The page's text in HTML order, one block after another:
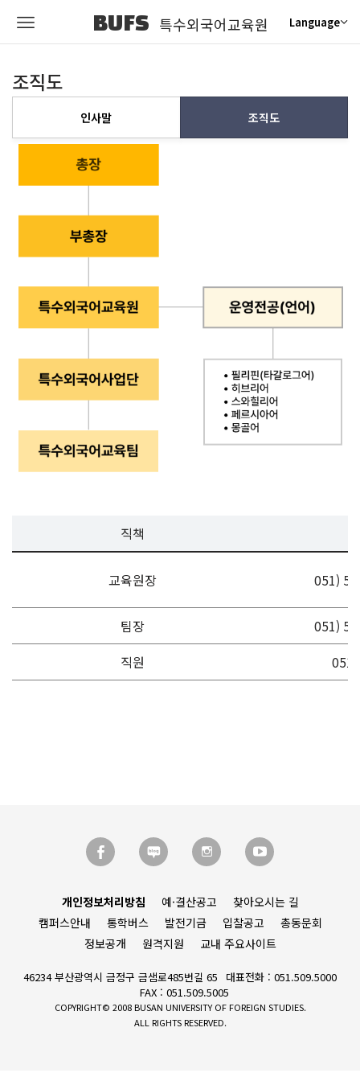
BUFS 특수외국어교육원 Language
인사말 조직도
조직도
직책
교육원장 051)
팀장
051)
직원
개인정보처리방침 예·결산공고
찾아오시는 길
캠퍼스안내
통학버스 발전기금 입찰공고
총동문회
정보공개
원격지원 교내 주요사이트
46234 부산광역시 금정구 금샘로485번길 65
대표전화 : 051.509.5000
FAX : 051.509.5005
COPYRIGHT© 2008 BUSAN UNIVERSITY OF FOREIGN STUDIES.
ALL RIGHTS RESERVED.